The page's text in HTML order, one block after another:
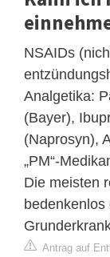
NSAIDs
Analgetika:
(Bayer),
(Naprosyn),
„PM“-
Die meisten
Antrag auf